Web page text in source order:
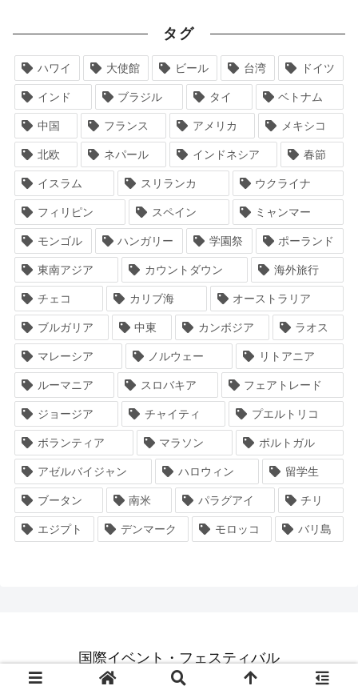
タグ
ハワイ 大使館 ビール 台湾 ドイツ
インド ブラジル タイ ベトナム
中国 フランス アメリカ メキシコ
北欧 ネパール インドネシア 春節
イスラム スリランカ ウクライナ
フィリピン スペイン ミャンマー
モンゴル ハンガリー 学園祭 ポーランド
東南アジア カウントダウン 海外旅行
チェコ カリブ海 オーストラリア
ブルガリア 中東 カンボジア ラオス
マレーシア ノルウェー リトアニア
ルーマニア スロバキア フェアトレード
ジョージア チャイティ プエルトリコ
ボランティア マラソン ポルトガル
アゼルバイジャン ハロウィン 留学生
ブータン 南米 パラグアイ チリ
エジプト デンマーク モロッコ バリ島
国際イベント・フェスティバル
© 2018 国際イベント・フェスティバル.